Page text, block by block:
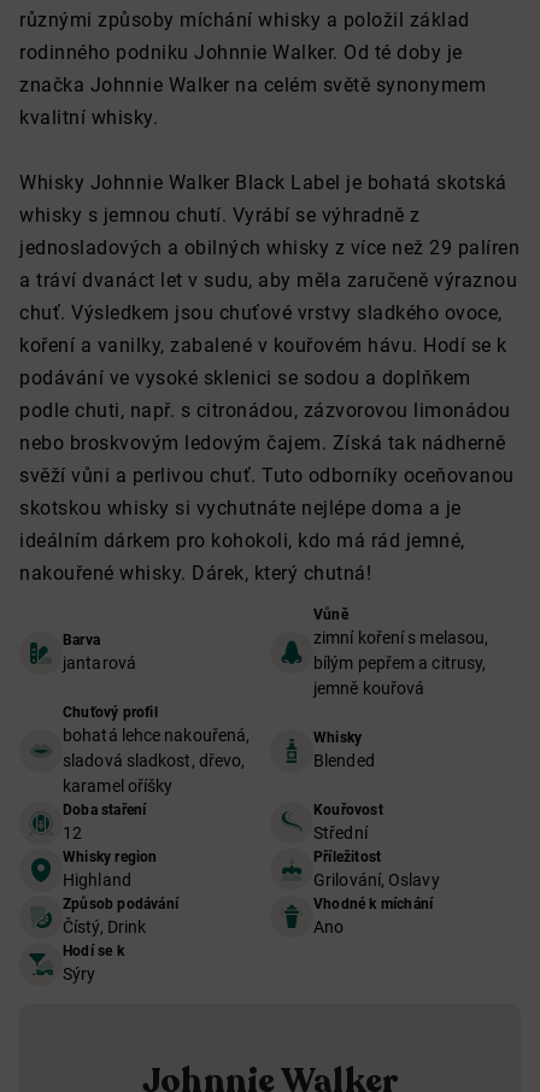
různými způsoby míchání whisky a položil základ
rodinného podniku Johnnie Walker. Od té doby je
značka Johnnie Walker na celém světě synonymem
kvalitní whisky.
Whisky Johnnie Walker Black Label je bohatá skotská
whisky s jemnou chutí. Vyrábí se výhradně z
jednosladových a obilných whisky z více než 29 palíren
a tráví dvanáct let v sudu, aby měla zaručeně výraznou
chuť. Výsledkem jsou chuťové vrstvy sladkého ovoce,
koření a vanilky, zabalené v kouřovém hávu. Hodí se k
podávání ve vysoké sklenici se sodou a doplňkem
podle chuti, např. s citronádou, zázvorovou limonádou
nebo broskvovým ledovým čajem. Získá tak nádherně
svěží vůni a perlivou chuť. Tuto odborníky oceňovanou
skotskou whisky si vychutnáte nejlépe doma a je
ideálním dárkem pro kohokoli, kdo má rád jemné,
nakouřené whisky. Dárek, který chutná!
Barva
jantarová
Vůně
zimní koření s melasou,
bílým pepřem a citrusy,
jemně kouřová
Chuťový profil
bohatá lehce nakouřená,
sladová sladkost, dřevo,
karamel oříšky
Whisky
Blended
Doba staření
12
Kouřovost
Střední
Whisky region
Highland
Příležitost
Grilování, Oslavy
Způsob podávání
Čístý, Drink
Vhodné k míchání
Ano
Hodí se k
Sýry
Johnnie Walker